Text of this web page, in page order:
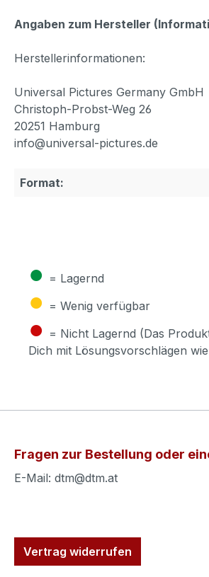
Angaben zum Hersteller
Herstellerinformationen:
Universal Pictures Germany GmbH
Christoph-Probst-Weg 26
20251 Hamburg
info@universal-pictures.de
Format:
● = Lagernd
● = Wenig verfügbar
● = Nicht Lagernd (Das
Dich mit Lösungsvorschlägen
Fragen zur Bestellung oder
E-Mail: dtm@dtm.at
Vertrag widerrufen